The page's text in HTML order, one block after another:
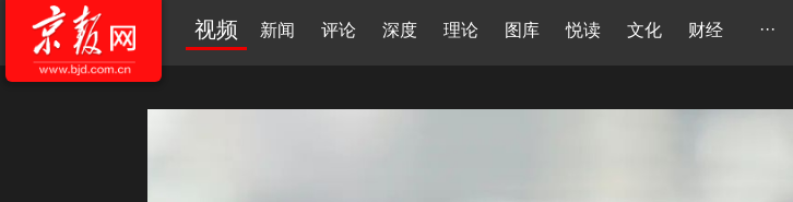
视频 新闻 评论 深度 理论 图库 悦读 文化 财经 ···